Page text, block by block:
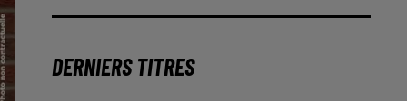
DERNIERS TITRES